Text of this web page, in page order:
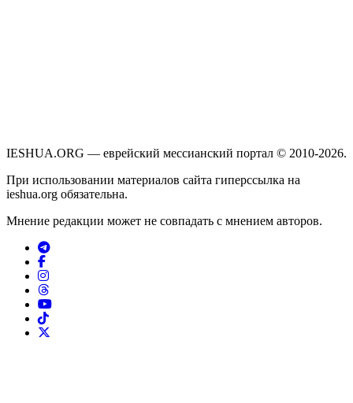
IESHUA.ORG — еврейский мессианский портал © 2010-2026.
При использовании материалов сайта гиперссылка на
ieshua.org обязательна.
Мнение редакции может не совпадать с мнением авторов.